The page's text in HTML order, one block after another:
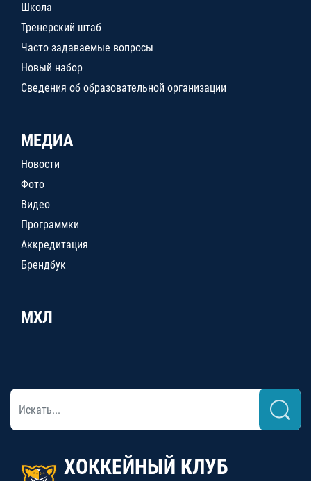
Школа
Тренерский штаб
Часто задаваемые вопросы
Новый набор
Сведения об образовательной организации
МЕДИА
Новости
Фото
Видео
Программки
Аккредитация
Брендбук
МХЛ
ХОККЕЙНЫЙ КЛУБ